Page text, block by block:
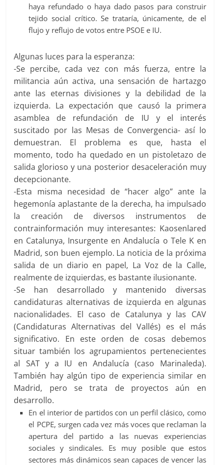
haya refundado o haya dado pasos para construir
tejido social crítico. Se trataría, únicamente, de el
flujo y reflujo de votos entre PSOE e IU.
Algunas luces para la esperanza:
-Se percibe, cada vez con más fuerza, entre la
militancia aún activa, una sensación de hartazgo
ante las eternas divisiones y la debilidad de la
izquierda. La expectación que causó la primera
asamblea de refundación de IU y el interés
suscitado por las Mesas de Convergencia- así lo
demuestran. El problema es que, hasta el
momento, todo ha quedado en un pistoletazo de
salida glorioso y una posterior desaceleración muy
decepcionante.
-Esta misma necesidad de “hacer algo” ante la
hegemonía aplastante de la derecha, ha impulsado
la creación de diversos instrumentos de
contrainformación muy interesantes: Kaosenlared
en Catalunya, Insurgente en Andalucía o Tele K en
Madrid, son buen ejemplo. La noticia de la próxima
salida de un diario en papel, La Voz de la Calle,
realmente de izquierdas, es bastante ilusionante.
-Se han desarrollado y mantenido diversas
candidaturas alternativas de izquierda en algunas
nacionalidades. El caso de Catalunya y las CAV
(Candidaturas Alternativas del Vallés) es el más
significativo. En este orden de cosas debemos
situar también los agrupamientos pertenecientes
al SAT y a IU en Andalucía (caso Marinaleda).
También hay algún tipo de experiencia similar en
Madrid, pero se trata de proyectos aún en
desarrollo.
En el interior de partidos con un perfil clásico, como
el PCPE, surgen cada vez más voces que reclaman la
apertura del partido a las nuevas experiencias
sociales y sindicales. Es muy posible que estos
sectores más dinámicos sean capaces de vencer las